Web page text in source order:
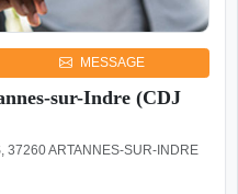
MESSAGE
sur-Indre (CDJ
37260 ARTANNES-SUR-INDRE